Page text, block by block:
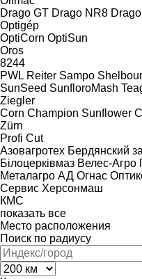
Drago GT Drago NR8
Optigép
OptiCorn OptiSun
Oros
8244
PWL Reiter Sampo
SunSeed SunfloroMash
Ziegler
Corn Champion Sunflower
Zürn
Profi Cut
Азовагротех Бердянский
Білоцерківмаз Велес-Агро
Металагро АД Огнас
Сервис Херсонмаш
КМС
показать все
Место расположения
Поиск по радиусу